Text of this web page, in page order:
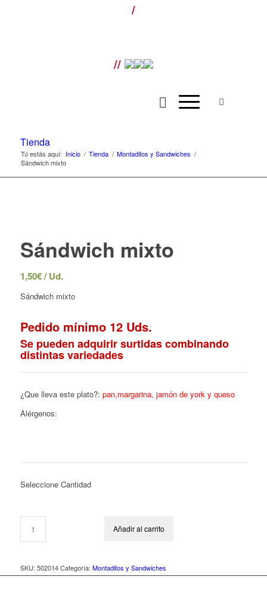
/
//
Tienda
Tú estás aquí: Inicio / Tienda / Montaditos y Sandwiches /
Sándwich mixto
Sándwich mixto
1,50€/ Ud.
Sándwich mixto
Pedido mínimo 12 Uds.
Se pueden adquirir surtidas combinando
distintas variedades
¿Que lleva este plato?: pan,margarina, jamón de york y queso
Alérgenos:
Seleccione Cantidad
Añadir al carrito
SKU: 502014 Categoría: Montaditos y Sandwiches